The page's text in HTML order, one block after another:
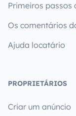
Primeiros passos
Os comentários
Ajuda locatário
PROPRIETÁRIOS
Criar um anúncio